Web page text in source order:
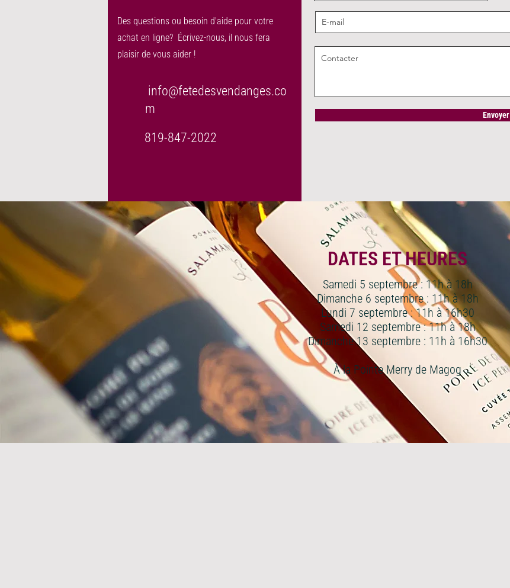
Des questions ou besoin d'aide pour votre
achat en ligne? Écrivez-nous, il nous fera
plaisir de vous aider !
info@fetedesvendanges.co
m
819-847-2022
Envoyer
DATES ET HEURES
Samedi 5 septembre : 11h à 18h
Dimanche 6 septembre : 11h à 18h
Lundi 7 septembre : 11h à 16h30
Samedi 12 septembre : 11h à 18h
Dimanche 13 septembre : 11h à 16h30
À la Pointe Merry de Magog